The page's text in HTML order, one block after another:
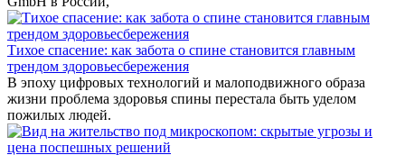
Тихое спасение: как забота о спине становится главным
трендом здоровьесбережения
В эпоху цифровых технологий и малоподвижного образа
жизни проблема здоровья спины перестала быть уделом
пожилых людей.